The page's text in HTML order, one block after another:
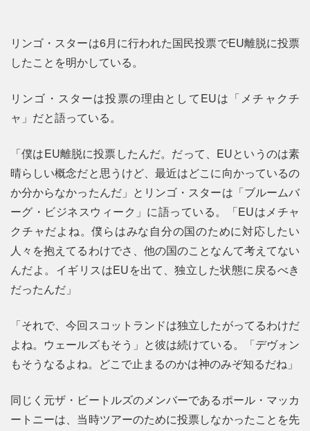
リンゴ・スターは6月に行われた国民投票でEU離脱に投票
したことを明かしている。
リンゴ・スターは投票の理由としてEUは「メチャクチ
ャ」だと語っている。
「僕はEU離脱に投票したんだ。だって、EUというのは素
晴らしい概念だと思うけど、最近はどこに向かっているの
か分からなかったんだ」とリンゴ・スターは「ブルームバ
ーグ・ビジネスウィーク」に語っている。「EUはメチャ
クチャだよね。僕らはみな自分の国のために対応したい
人々を抱えてるわけでさ、他の国のことなんて考えてない
んだよ。イギリスはEUを出て、独立した状態に戻るべき
だったんだ」
「それで、今回スコットランドは独立したがってるわけだ
よね。ウェールズもそう」と彼は続けている。「デヴォン
もそうなるよね。どこで止まるのかは神のみぞ知るだね」
同じく元ザ・ビートルズのメンバーであるポール・マッカ
ートニーは、当時ツアーのために投票しなかったことを先